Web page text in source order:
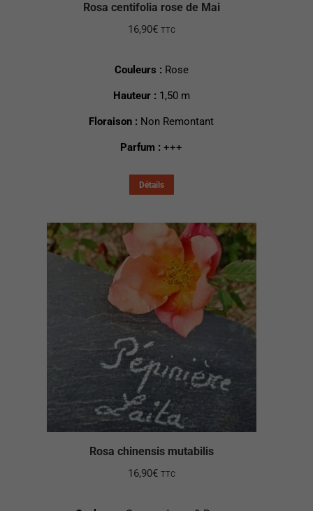
Rosa centifolia rose de Mai
16,90€ TTC
Couleurs : Rose
Hauteur : 1,50 m
Floraison : Non Remontant
Parfum : +++
Détails
Rosa chinensis mutabilis
16,90€ TTC